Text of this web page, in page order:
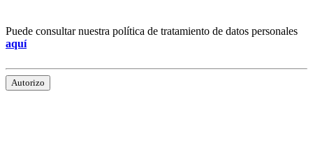
Puede consultar nuestra política de tratamiento de datos personales
aquí
Autorizo